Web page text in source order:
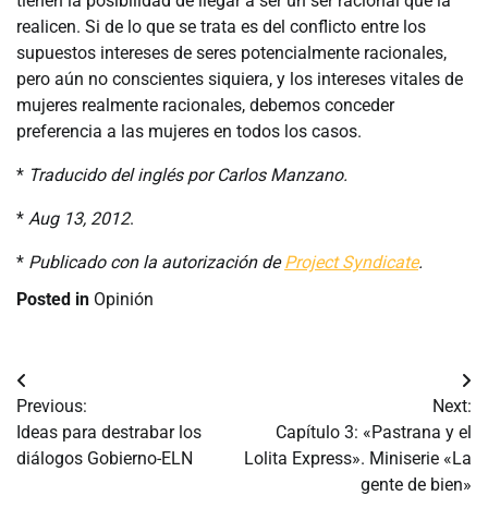
realicen. Si de lo que se trata es del conflicto entre los
supuestos intereses de seres potencialmente racionales,
pero aún no conscientes siquiera, y los intereses vitales de
mujeres realmente racionales, debemos conceder
preferencia a las mujeres en todos los casos.
* Traducido del inglés por Carlos Manzano.
* Aug 13, 2012.
* Publicado con la autorización deProject Syndicate.
Posted in Opinión
Navegación
de
entradas
Previous:
Ideas para destrabar los
diálogos Gobierno-ELN
Next:
Capítulo 3: «Pastrana y el
Lolita Express». Miniserie «La
gente de bien»